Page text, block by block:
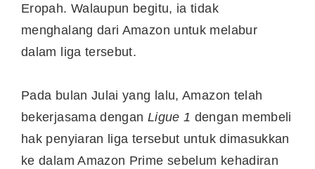
Eropah. Walaupun begitu, ia tidak
menghalang dari Amazon untuk melabur
dalam liga tersebut.
Pada bulan Julai yang lalu, Amazon telah
bekerjasama dengan Ligue 1 dengan membeli
hak penyiaran liga tersebut untuk dimasukkan
ke dalam Amazon Prime sebelum kehadiran